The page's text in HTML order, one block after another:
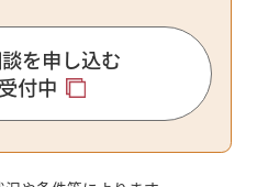
を申し込む
付中